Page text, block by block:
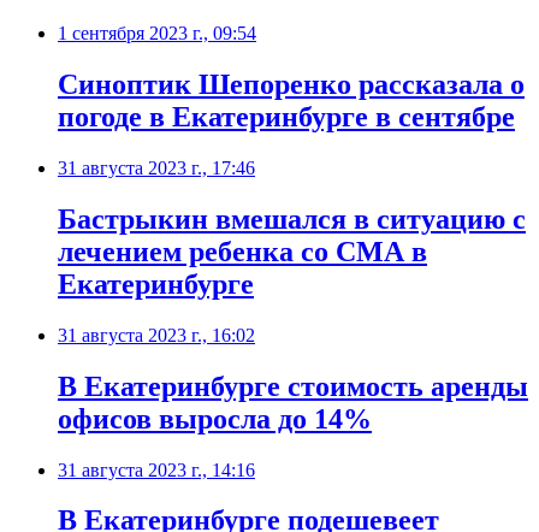
1 сентября 2023 г., 09:54
Синоптик Шепоренко рассказала о
погоде в Екатеринбурге в сентябре
31 августа 2023 г., 17:46
Бастрыкин вмешался в ситуацию с
лечением ребенка со СМА в
Екатеринбурге
31 августа 2023 г., 16:02
В Екатеринбурге стоимость аренды
офисов выросла до 14%
31 августа 2023 г., 14:16
В Екатеринбурге подешевеет